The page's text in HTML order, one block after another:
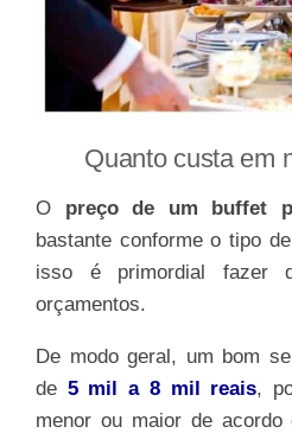
Quanto custa em
O preço de um buffet
bastante conforme o tipo
isso é primordial fazer
orçamentos.
De modo geral, um bom
de 5 mil a 8 mil reais,
menor ou maior de